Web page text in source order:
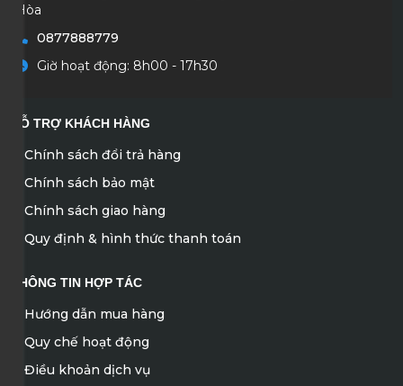
Hòa
0877888779
Giờ hoạt động: 8h00 - 17h30
HỖ TRỢ KHÁCH HÀNG
Chính sách đổi trả hàng
Chính sách bảo mật
Chính sách giao hàng
Quy định & hình thức thanh toán
THÔNG TIN HỢP TÁC
Hướng dẫn mua hàng
Quy chế hoạt động
Điều khoản dịch vụ